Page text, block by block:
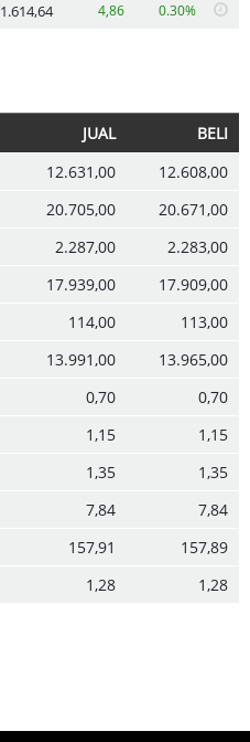
1.614,64 4,86 0.30%
JUAL
BELI
12.631,00
12.608,00
20.705,00
20.671,00
2.287,00
2.283,00
17.939,00
17.909,00
114,00
113,00
13.991,00
13.965,00
0,70
0,70
1,15
1,15
1,35
1,35
7,84
7,84
157,91
157,89
1,28 1,28